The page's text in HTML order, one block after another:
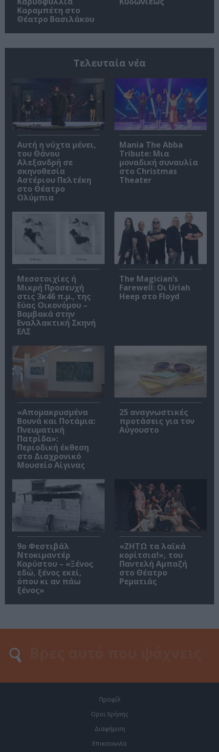
Καραμπέτη στο
Θέατρο Βασιλάκου
Τελευταία νέα
Αυτή η νύχτα μένει,
του Θάνου
Αλεξανδρή σε
σκηνοθεσία
Αστέριου Πελτέκη
στο Θέατρο
Ολύμπια
Mania The Abba
Tribute: Μια
μοναδική συναυλία
στο Christmas
Theater
Μεσοτοιχίες ή
Μικρή Προσευχή
στις 3κ46 π.μ., της
Εύας Οικονόμου –
Βαμβακά στην
Εναλλακτική Σκηνή
ΕΛΣ
The Magician’s
Farewell: Οι Uriah
Heep στο Floyd
«Απομακρυσμένα
Βουνά και Ποτάμια:
Πνευματική
Πατρίδα»:
Περιοδική έκθεση
στο Διαχρονικό
Μουσείο Αίγινας
25 αναγνωστικές
προτάσεις για τον
Αύγουστο
9ο Φεστιβάλ
Ντοκιμαντέρ
Καρύστου – «Ξένος
εδώ, ξένος εκεί,
όπου κι αν πάω
ξένος»
«ΖΗΤΩ τα λαϊκά
κορίτσια!», του
Παντελή Αμπαζή
στο Θέατρο
Ρεματιάς
Προφίλ
Οροι Χρήσης
Διαφήμιση
Επικοινωνία